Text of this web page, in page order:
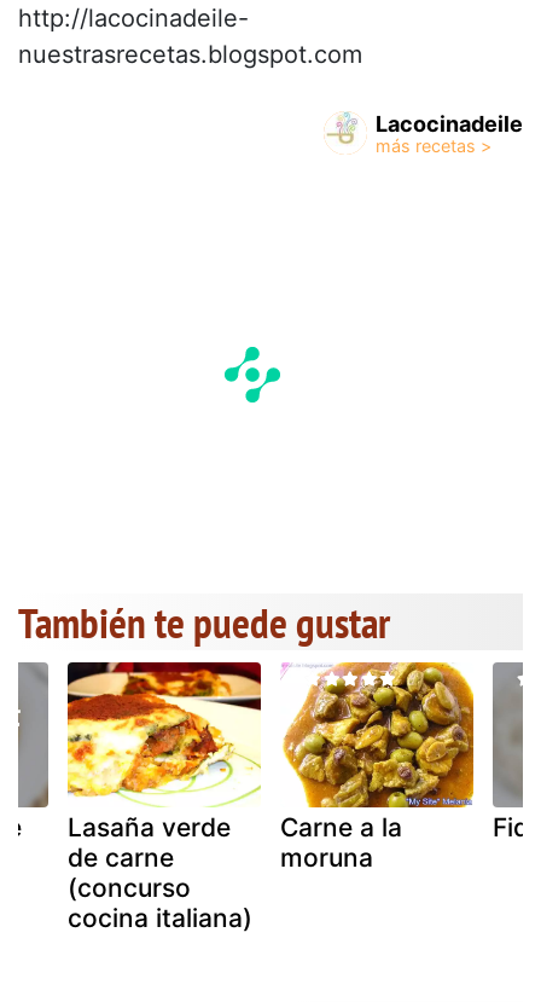
http://lacocinadeile-
nuestrasrecetas.blogspot.com
Lacocinadeile
También te puede gustar
Lasaña verde
de carne
(concurso
cocina italiana)
Carne a la
moruna